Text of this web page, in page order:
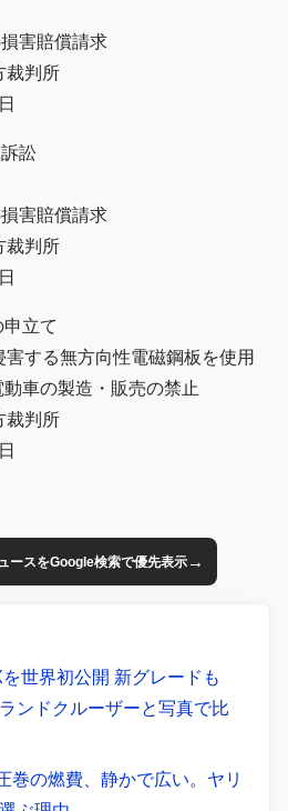
害賠償請求
裁判所
訟
害賠償請求
裁判所
立て
する無方向性電磁鋼板を使用
車の製造・販売の禁止
裁判所
ースをGoogle検索で優先表示→
世界初公開 新グレードも
ンドクルーザーと写真で比
巻の燃費、静かで広い。ヤリ